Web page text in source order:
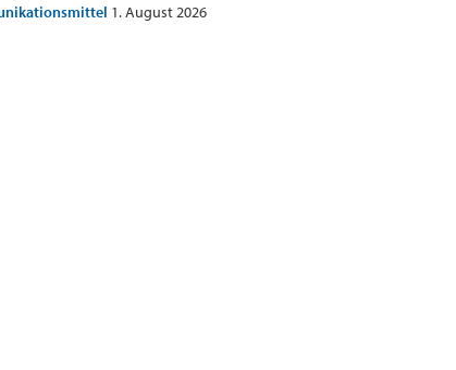
1. August 2026